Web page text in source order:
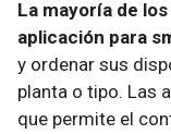
La mayoría de
aplicación para
y ordenar sus
planta o tipo. Las
que permite el